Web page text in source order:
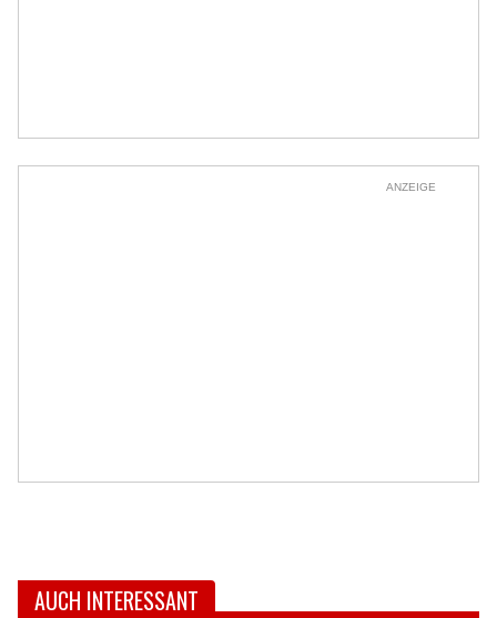
ANZEIGE
AUCH INTERESSANT